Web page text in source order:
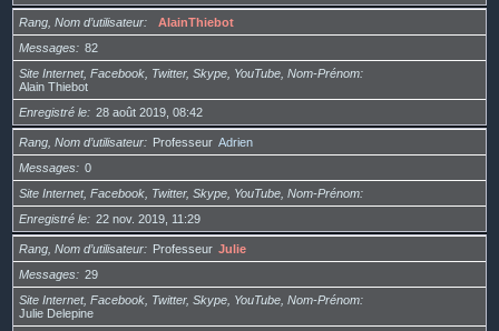
Rang, Nom d’utilisateur
AlainThiebot
Messages
82
Site Internet, Facebook, Twitter, Skype, YouTube, Nom-Prénom
Alain Thiebot
Enregistré le
28 août 2019, 08:42
Rang, Nom d’utilisateur Professeur Adrien
Messages
0
Site Internet, Facebook, Twitter, Skype, YouTube, Nom-Prénom
Enregistré le
22 nov. 2019, 11:29
Rang, Nom d’utilisateur Professeur Julie
Messages
29
Site Internet, Facebook, Twitter, Skype, YouTube, Nom-Prénom
Julie Delepine